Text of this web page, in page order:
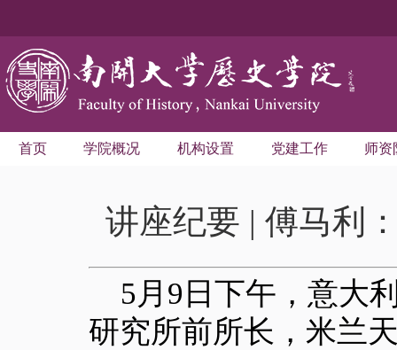
首页 学院概况 机构设置 党建工作 师资
讲座纪要 | 傅马利
5月9日下午，意大
研究所前所长，米兰